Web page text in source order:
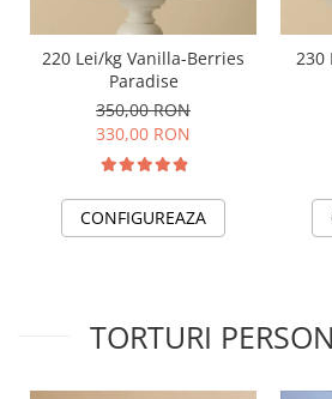
220 Lei/kg Vanilla-Berries
Paradise
350,00 RON
330,00 RON
CONFIGUREAZA
230
TORTURI